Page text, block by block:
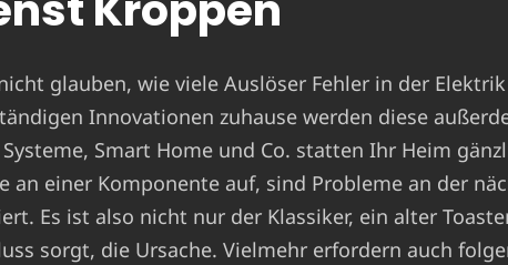
glauben, wie viele Auslöser Fehler in der
Innovationen zuhause werden diese
Smart Home und Co. statten Ihr Heim
an einer Komponente auf, sind Probleme an der
Es ist also nicht nur der Klassiker, ein alter
sorgt, die Ursache. Vielmehr erfordern auch